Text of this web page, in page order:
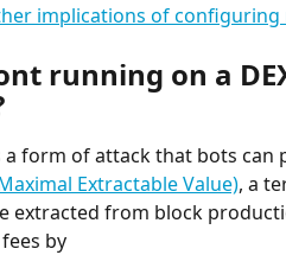
implications of configuring
running on a
form of attack that bots
Extractable Value), a
extracted from block
by